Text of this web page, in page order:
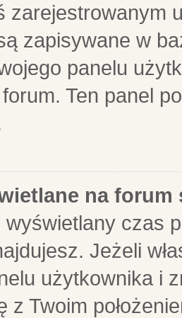
zarejestrowanym
zapisywane w
panelu
Ten panel
na forum
wyświetlany czas
Jeżeli
użytkownika i
z Twoim